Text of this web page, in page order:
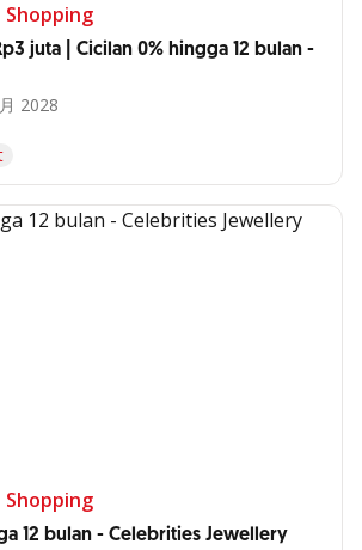
Shopping
juta | Cicilan 0% hingga 12 bulan -
2028
Shopping
12 bulan - Celebrities Jewellery